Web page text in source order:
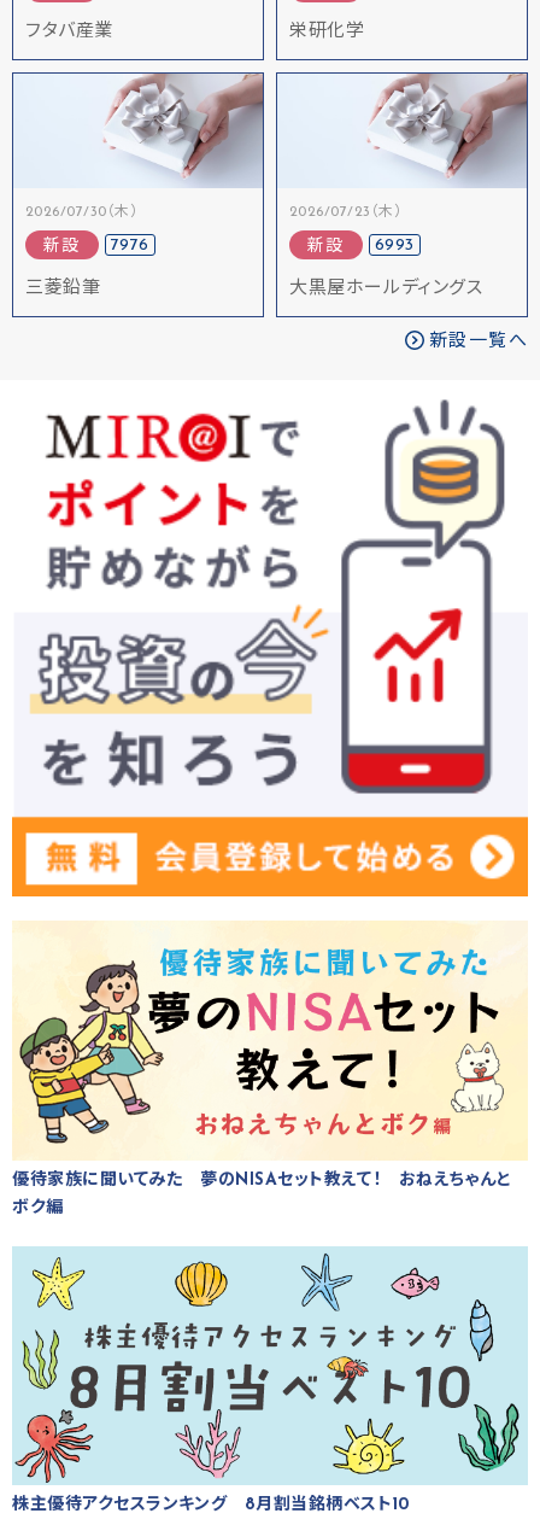
フタバ産業 栄研化学
2026/07/30（木）
新設 7976
三菱鉛筆
2026/07/23（木）
新設 6993
大黒屋ホールディングス
新設一覧へ
優待家族に聞いてみた 夢のNISAセット教えて！ おねえちゃんと
ボク編
株主優待アクセスランキング 8月割当銘柄ベスト10